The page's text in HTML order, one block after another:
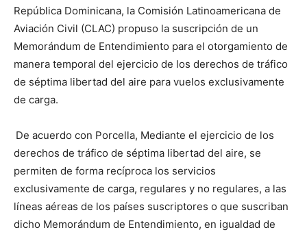
República Dominicana, la Comisión Latinoamericana de
Aviación Civil (CLAC) propuso la suscripción de un
Memorándum de Entendimiento para el otorgamiento de
manera temporal del ejercicio de los derechos de tráfico
de séptima libertad del aire para vuelos exclusivamente
de carga.
De acuerdo con Porcella, Mediante el ejercicio de los
derechos de tráfico de séptima libertad del aire, se
permiten de forma recíproca los servicios
exclusivamente de carga, regulares y no regulares, a las
líneas aéreas de los países suscriptores o que suscriban
dicho Memorándum de Entendimiento, en igualdad de